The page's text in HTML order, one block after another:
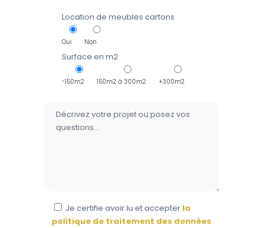
Location de meubles cartons
Oui Non
Surface en m2
-150m2 150m2 à 300m2 +300m2
Je certifie avoir lu et accepter la
politique de traitement des données